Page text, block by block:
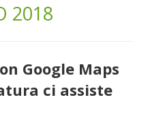
2018
Google Maps
ci assiste